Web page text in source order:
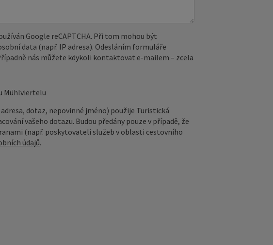
Google reCAPTCHA. Při tom mohou být
data (např. IP adresa). Odesláním formuláře
nás můžete kdykoli kontaktovat e‑mailem – zcela
Mühlviertelu
dotaz, nepovinné jméno) použije Turistická
vašeho dotazu. Budou předány pouze v případě, že
(např. poskytovateli služeb v oblasti cestovního
údajů.